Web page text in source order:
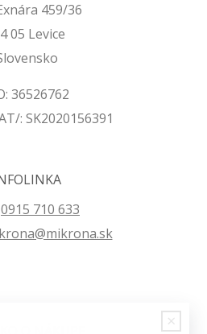
459/36
05 Levice
36526762
: SK2020156391
0915 710 633